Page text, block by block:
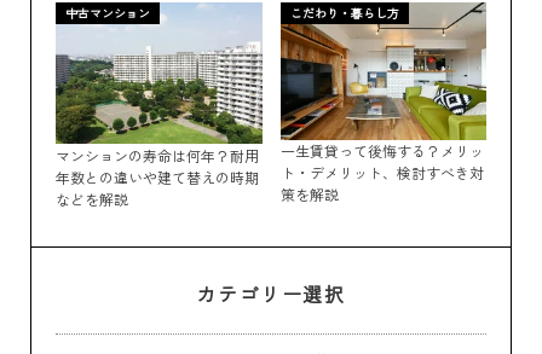
中古マンション
マンションの寿命は何年？耐用
年数との違いや建て替えの時期
などを解説
こだわり・暮らし方
一生賃貸って後悔する？メリッ
ト・デメリット、検討すべき対
策を解説
カテゴリー選択